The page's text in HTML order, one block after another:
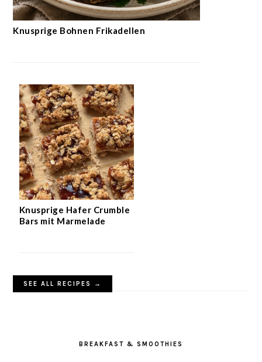
Knusprige Bohnen Frikadellen
Knusprige Hafer Crumble
Bars mit Marmelade
SEE ALL RECIPES →
BREAKFAST & SMOOTHIES